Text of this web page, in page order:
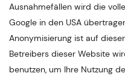
Ausnahmefällen wird die
Google in den USA
Anonymisierung ist auf
Betreibers dieser Website
benutzen, um Ihre Nutzung